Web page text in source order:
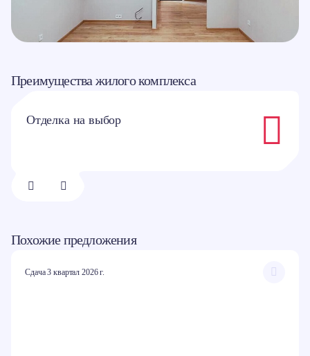
Преимущества жилого комплекса
Отделка на выбор
Похожие предложения
Сдача 3 квартал 2026 г.